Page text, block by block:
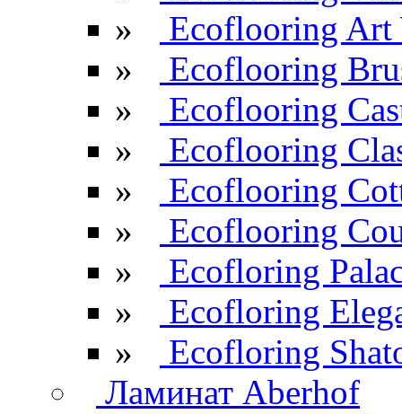
»
Ecoflooring Art
»
Ecoflooring
»
Ecoflooring
»
Ecoflooring
»
Ecoflooring
»
Ecoflooring
»
Ecofloring
»
Ecofloring
»
Ecofloring
Ламинат Aberhof